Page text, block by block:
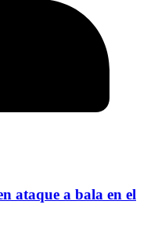
ataque a bala en el